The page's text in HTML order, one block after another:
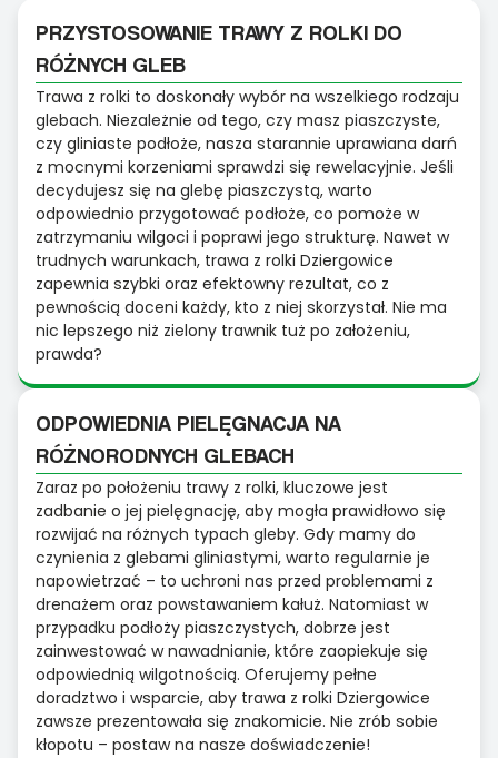
PRZYSTOSOWANIE TRAWY Z ROLKI DO
RÓŻNYCH GLEB
Trawa z rolki to doskonały wybór na wszelkiego rodzaju
glebach. Niezależnie od tego, czy masz piaszczyste,
czy gliniaste podłoże, nasza starannie uprawiana darń
z mocnymi korzeniami sprawdzi się rewelacyjnie. Jeśli
decydujesz się na glebę piaszczystą, warto
odpowiednio przygotować podłoże, co pomoże w
zatrzymaniu wilgoci i poprawi jego strukturę. Nawet w
trudnych warunkach, trawa z rolki Dziergowice
zapewnia szybki oraz efektowny rezultat, co z
pewnością doceni każdy, kto z niej skorzystał. Nie ma
nic lepszego niż zielony trawnik tuż po założeniu,
prawda?
ODPOWIEDNIA PIELĘGNACJA NA
RÓŻNORODNYCH GLEBACH
Zaraz po położeniu trawy z rolki, kluczowe jest
zadbanie o jej pielęgnację, aby mogła prawidłowo się
rozwijać na różnych typach gleby. Gdy mamy do
czynienia z glebami gliniastymi, warto regularnie je
napowietrzać – to uchroni nas przed problemami z
drenażem oraz powstawaniem kałuż. Natomiast w
przypadku podłoży piaszczystych, dobrze jest
zainwestować w nawadnianie, które zaopiekuje się
odpowiednią wilgotnością. Oferujemy pełne
doradztwo i wsparcie, aby trawa z rolki Dziergowice
zawsze prezentowała się znakomicie. Nie zrób sobie
kłopotu – postaw na nasze doświadczenie!